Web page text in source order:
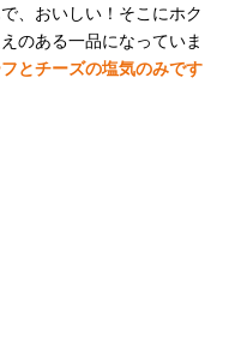
、おいしい！そこにホク
のある一品になっていま
とチーズの塩気のみです